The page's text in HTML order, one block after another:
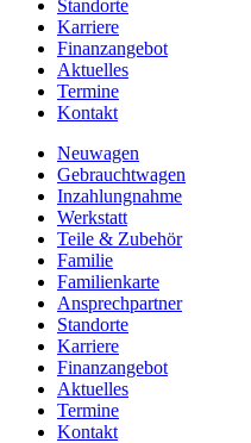
Standorte
Karriere
Finanzangebot
Aktuelles
Termine
Kontakt
Neuwagen
Gebrauchtwagen
Inzahlungnahme
Werkstatt
Teile & Zubehör
Familie
Familienkarte
Ansprechpartner
Standorte
Karriere
Finanzangebot
Aktuelles
Termine
Kontakt